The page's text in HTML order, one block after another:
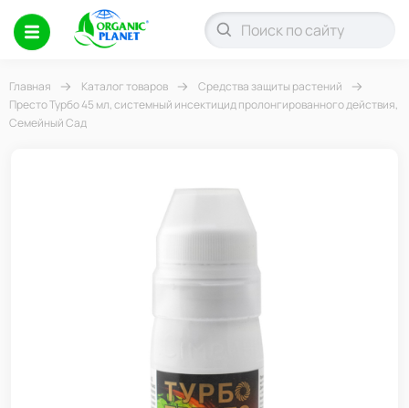
Главная Каталог товаров
Средства защиты растений
Престо Турбо 45 мл, системный инсектицид пролонгированного действия,
Семейный Сад